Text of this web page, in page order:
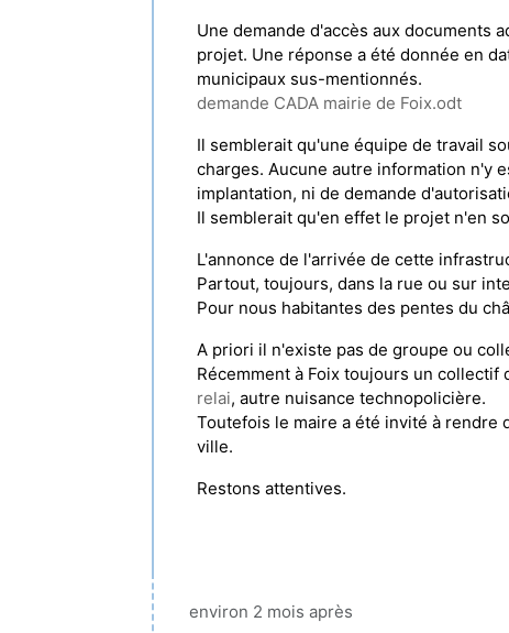
Une demande d'accès aux documents
projet. Une réponse a été donnée en
municipaux sus-mentionnés.
demande CADA mairie de Foix.odt
Il semblerait qu'une équipe de travail
charges. Aucune autre information n'y
implantation, ni de demande
Il semblerait qu'en effet le projet n'en
L'annonce de l'arrivée de cette
Partout, toujours, dans la rue ou sur
Pour nous habitantes des pentes du
A priori il n'existe pas de groupe ou
Récemment à Foix toujours un
relai, autre nuisance technopolicière.
Toutefois le maire a été invité à
ville.
Restons attentives.
environ 2 mois après